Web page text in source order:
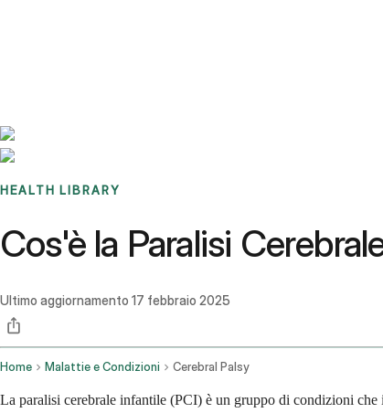
HEALTH LIBRARY
Cos'è la Paralisi
Ultimo aggiornamento 17 febbraio 2025
Home Malattie e Condizioni Cerebral Palsy
La paralisi cerebrale infantile (PCI) è un gruppo di condizioni